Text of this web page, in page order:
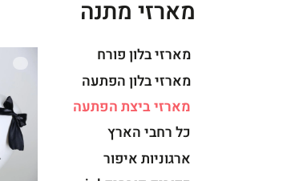
מארזי מתנה
מארזי בלון פורח
מארזי בלון הפתעה
מארזי ביצת הפתעה
כל רחבי הארץ
ארגוניות איפור